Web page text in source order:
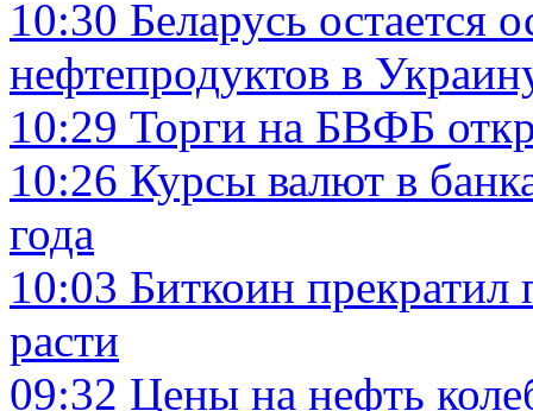
10:30 Беларусь остается
нефтепродуктов в
10:29 Торги на БВФБ
10:26 Курсы валют в
года
10:03 Биткоин прекратил
расти
09:32 Цены на нефть